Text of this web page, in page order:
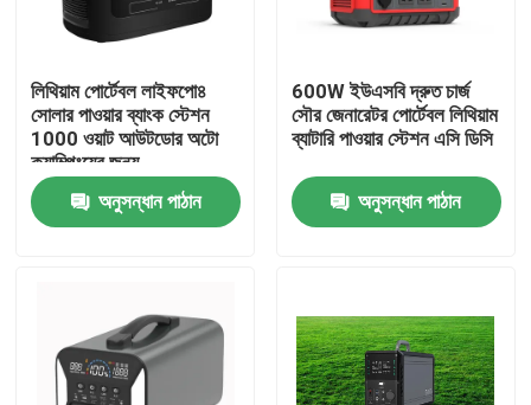
পণ্য
লিথিয়াম পোর্টেবল লাইফপো৪
সোলার পাওয়ার ব্যাংক স্টেশন
1000 ওয়াট আউটডোর অটো
ক্যাম্পিংয়ের জন্য
অনুসন্ধান পাঠান
600W ইউএসবি দ্রুত চার্জ
সৌর জেনারেটর পোর্টেবল লিথিয়াম
ব্যাটারি পাওয়ার স্টেশন এসি ডিসি
অনুসন্ধান পাঠান